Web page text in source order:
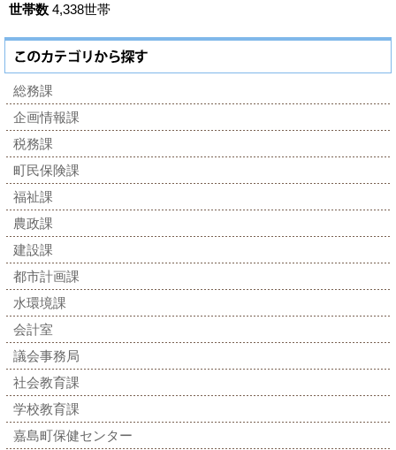
世帯数 4,338世帯
総務課
企画情報課
税務課
町民保険課
福祉課
農政課
建設課
都市計画課
水環境課
会計室
議会事務局
社会教育課
学校教育課
嘉島町保健センター